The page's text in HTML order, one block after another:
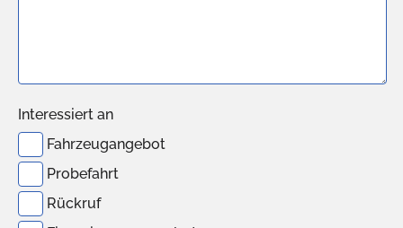
Interessiert an
Fahrzeugangebot
Probefahrt
Rückruf